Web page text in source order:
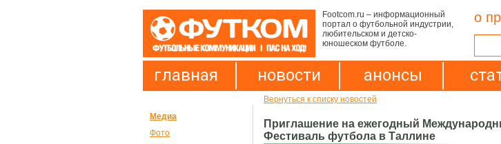
Footcom.ru – информационный
портал о футбольной индустрии,
любительском и детско-
юношеском футболе.
о
главная новости анонсы
Медиа
Фото
Вернуться к списку новостей
Приглашение на ежегодный
Фестиваль футбола в Таллине